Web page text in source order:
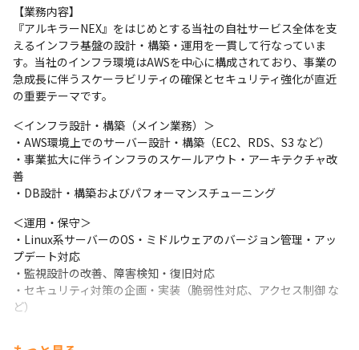
【業務内容】
『アルキラーNEX』をはじめとする当社の自社サービス全体を支
えるインフラ基盤の設計・構築・運用を一貫して行なっていま
す。当社のインフラ環境はAWSを中心に構成されており、事業の
急成長に伴うスケーラビリティの確保とセキュリティ強化が直近
の重要テーマです。
＜インフラ設計・構築（メイン業務）＞
・AWS環境上でのサーバー設計・構築（EC2、RDS、S3 など）
・事業拡大に伴うインフラのスケールアウト・アーキテクチャ改
善
・DB設計・構築およびパフォーマンスチューニング
＜運用・保守＞
・Linux系サーバーのOS・ミドルウェアのバージョン管理・アッ
プデート対応
・監視設計の改善、障害検知・復旧対応
・セキュリティ対策の企画・実装（脆弱性対応、アクセス制御 な
ど）